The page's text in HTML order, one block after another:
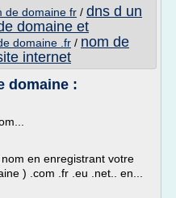
de domaine fr / dns d un
domaine et
domaine .fr / nom de
internet
domaine :
en enregistrant votre
) .com .fr .eu .net.. en...